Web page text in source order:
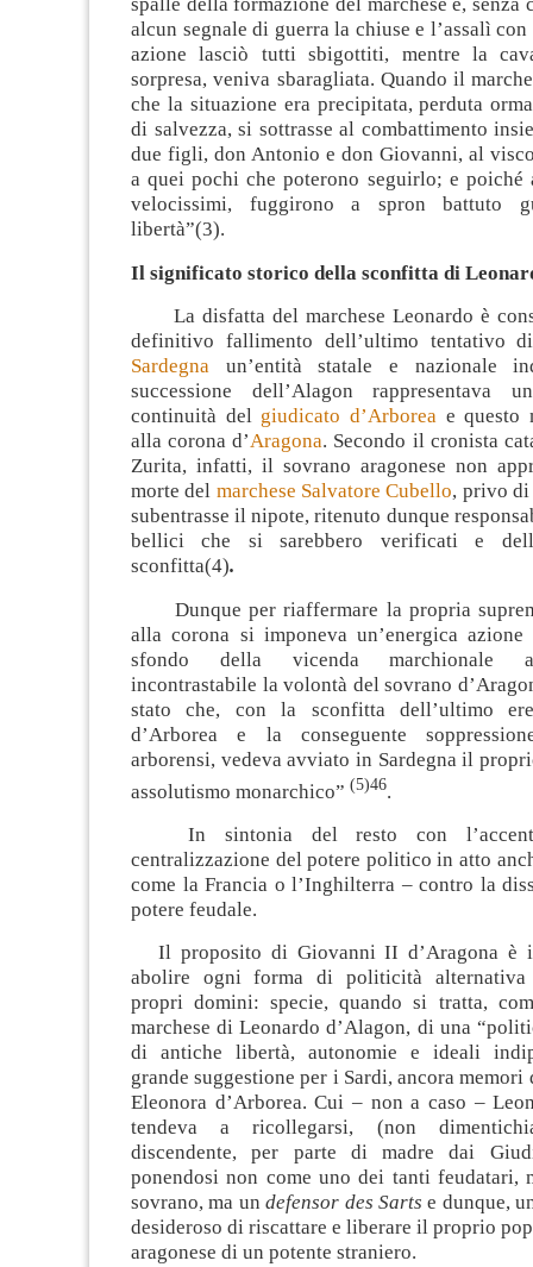
alcun segnale di guerra la chiuse e l’assalì con
azione lasciò tutti sbigottiti, mentre la
sorpresa, veniva sbaragliata. Quando il
che la situazione era precipitata, perduta
di salvezza, si sottrasse al combattimento
due figli, don Antonio e don Giovanni, al
a quei pochi che poterono seguirlo; e poiché
velocissimi, fuggirono a spron battuto
libertà”(3).
Il significato storico della sconfitta di
La disfatta del marchese Leonardo è
definitivo fallimento dell’ultimo tentativo
Sardegna un’entità statale e nazionale
successione dell’Alagon rappresentava
continuità del giudicato d’Arboreae questo
alla corona d’Aragona. Secondo il cronista
Zurita, infatti, il sovrano aragonese non
morte del marchese Salvatore Cubello, privo
subentrasse il nipote, ritenuto dunque
bellici che si sarebbero verificati e
sconfitta(4).
Dunque per riaffermare la propria
alla corona si imponeva un’energica
sfondo della vicenda marchionale
incontrastabile la volontà del sovrano
stato che, con la sconfitta dell’ultimo
d’Arborea e la conseguente
arborensi, vedeva avviato in Sardegna il
assolutismo monarchico” (5)46.
In sintonia del resto con
centralizzazione del potere politico in atto
come la Francia o l’Inghilterra – contro la
potere feudale.
Il proposito di Giovanni II d’Aragona è
abolire ogni forma di politicità alternativa
propri domini: specie, quando si tratta,
marchese di Leonardo d’Alagon, di una
di antiche libertà, autonomie e ideali
grande suggestione per i Sardi, ancora memori
Eleonora d’Arborea. Cui – non a caso –
tendeva a ricollegarsi, (non
discendente, per parte di madre dai
ponendosi non come uno dei tanti feudatari,
sovrano, ma undefensor des Sarts e dunque,
desideroso di riscattare e liberare il proprio
aragonese di un potente straniero.